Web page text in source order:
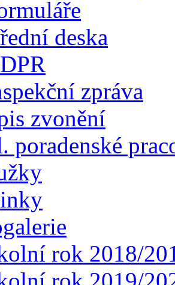
deska
zpráva
zvonění
poradenské
rok 2018/